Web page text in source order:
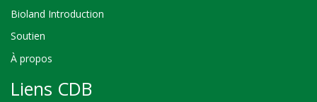
Bioland Introduction
Soutien
À propos
Liens CDB